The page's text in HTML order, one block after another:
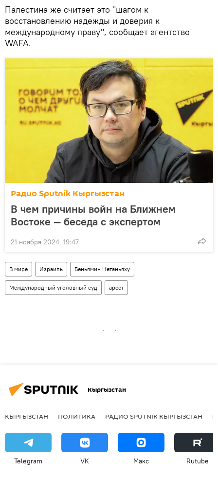
Палестина же считает это "шагом к
восстановлению надежды и доверия к
международному праву", сообщает агентство
WAFA.
Радио Sputnik Кыргызстан
В чем причины войн на Ближнем
Востоке — беседа с экспертом
21 ноября 2024, 19:47
В мире Израиль Беньямин Нетаньяху
Международный уголовный суд арест
Кыргызстан
КЫРГЫЗСТАН ПОЛИТИКА РАДИО SPUTNIK КЫРГЫЗСТАН
Telegram VK Макс Rutube